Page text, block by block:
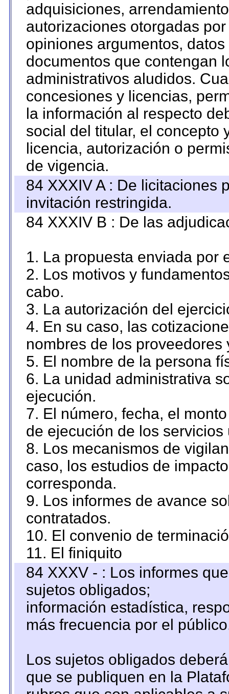
adquisiciones,
autorizaciones otorgadas
opiniones argumentos,
documentos que contengan
administrativos aludidos.
concesiones y licencias,
la información al respecto
social del titular, el concepto
licencia, autorización o
de vigencia.
84 XXXIV A : De licitaciones
invitación restringida.
84 XXXIV B : De las
1. La propuesta enviada por
2. Los motivos y
cabo.
3. La autorización del
4. En su caso, las
nombres de los proveedores
5. El nombre de la persona
6. La unidad administrativa
ejecución.
7. El número, fecha, el
de ejecución de los servicios
8. Los mecanismos de
caso, los estudios de
corresponda.
9. Los informes de avance
contratados.
10. El convenio de
11. El finiquito
84 XXXV - : Los informes
sujetos obligados;
información estadística,
más frecuencia por el
Los sujetos obligados
que se publiquen en la